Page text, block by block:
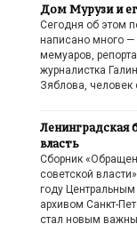
Дом Мурузи и
Сегодня об этом
написано много —
мемуаров,
журналистка
Зяблова, человек
Ленинградская
власть
Сборник
советской
году
архивом Санкт-
стал новым